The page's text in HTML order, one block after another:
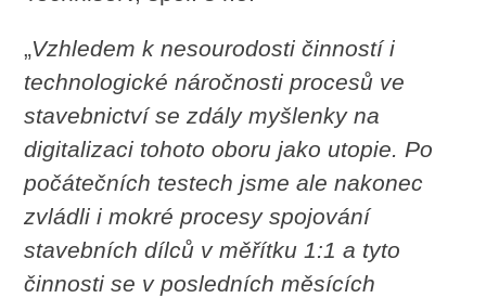
„Vzhledem k nesourodosti činností i
technologické náročnosti procesů ve
stavebnictví se zdály myšlenky na
digitalizaci tohoto oboru jako utopie. Po
počátečních testech jsme ale nakonec
zvládli i mokré procesy spojování
stavebních dílců v měřítku 1:1 a tyto
činnosti se v posledních měsících